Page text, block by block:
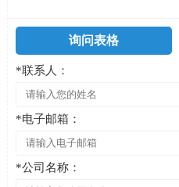
询问表格
*联系人：
*电子邮箱：
*公司名称：